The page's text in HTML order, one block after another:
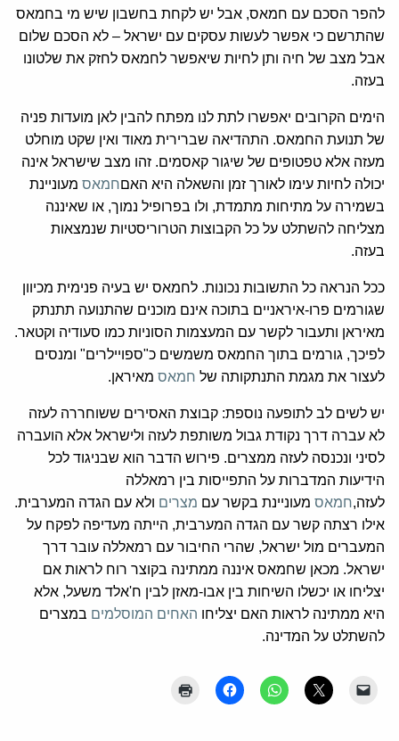
להפר הסכם עם חמאס, אבל יש לקחת בחשבון שיש מי בחמאס
שהתרשם כי אפשר לעשות עסקים עם ישראל – לא הסכם שלום
אבל מצב של חיה ותן לחיות שיאפשר לחמאס לחזק את שלטונו
בעזה.
הימים הקרובים יאפשרו לתת לנו מפתח להבין לאן מועדות פניה
של תנועת החמאס. התהדיאה שברירית מאוד ואין שקט מוחלט
מעזה אלא טפטופים של שיגור קאסמים. זהו מצב שישראל אינה
יכולה לחיות עימו לאורך זמן והשאלה היא האםחמאס מעוניינת
בשמירה על מתיחות מתמדת, ולו בפרופיל נמוך, או שאיננה
מצליחה להשתלט על כל הקבוצות הטרוריסטיות שנמצאות
בעזה.
ככל הנראה כל התשובות נכונות. לחמאס יש בעיה פנימית מכיוון
שגורמים פרו-איראניים בתוכה אינם מוכנים שהתנועה תתנתק
מאיראן ותעבור לקשר עם המעצמות הסוניות כמו סעודיה וקטאר.
לפיכך, גורמים בתוך החמאס משמשים כ"ספויילרים" ומנסים
לעצור את מגמת התנתקותה של חמאס מאיראן.
יש לשים לב לתופעה נוספת: קבוצת האסירים ששוחררה לעזה
לא עברה דרך נקודת גבול משותפת לעזה ולישראל אלא הועברה
לסיני ונכנסה לעזה ממצרים. פירוש הדבר הוא שבניגוד לכל
הידיעות המדברות על התפייסות בין רמאללה
לעזה,חמאס מעוניינת בקשר עם מצרים ולא עם הגדה המערבית.
אילו רצתה קשר עם הגדה המערבית, הייתה מעדיפה לפקח על
המעברים מול ישראל, שהרי החיבור עם רמאללה עובר דרך
ישראל. מכאן שחמאס איננה ממתינה בקוצר רוח לראות אם
יצליחו או יכשלו השיחות בין אבו-מאזן לבין ח'אלד משעל, אלא
היא ממתינה לראות האם יצליחו האחים המוסלמים במצרים
להשתלט על המדינה.